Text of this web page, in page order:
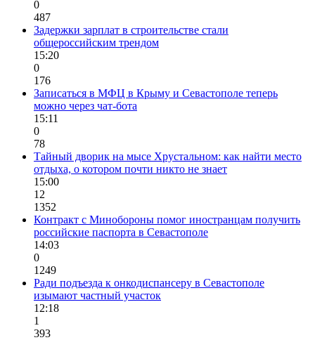
0
487
Задержки зарплат в строительстве стали
общероссийским трендом
15:20
0
176
Записаться в МФЦ в Крыму и Севастополе теперь
можно через чат-бота
15:11
0
78
Тайный дворик на мысе Хрустальном: как найти место
отдыха, о котором почти никто не знает
15:00
12
1352
Контракт с Минобороны помог иностранцам получить
российские паспорта в Севастополе
14:03
0
1249
Ради подъезда к онкодиспансеру в Севастополе
изымают частный участок
12:18
1
393